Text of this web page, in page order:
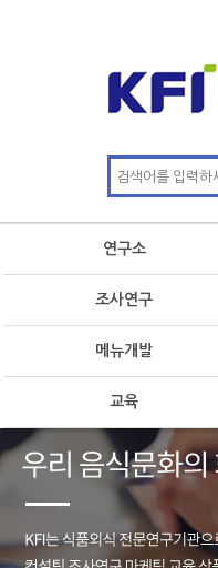
연구소
조사연구
메뉴개발
교육